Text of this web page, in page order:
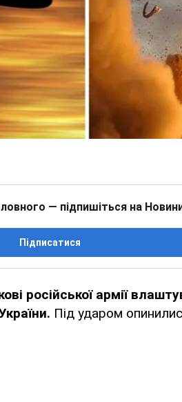
— підпишіться на
Підписатися
російської армії
Під ударом